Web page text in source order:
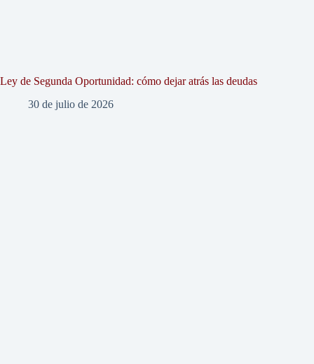
Ley de Segunda Oportunidad: cómo dejar atrás las deudas
30 de julio de 2026